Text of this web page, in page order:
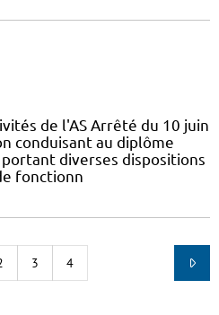
de l'AS Arrêté du 10 juin
conduisant au diplôme
diverses dispositions
fonctionn
3 4